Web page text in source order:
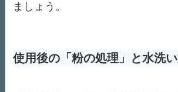
ましょう。
使用後の「粉の処理」と水洗